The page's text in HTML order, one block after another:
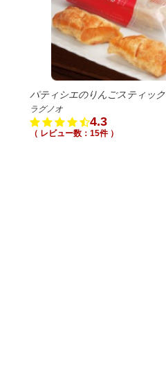
パティシエのりんごスティック
ラグノオ
4.3
（ レビュー数：15件 ）